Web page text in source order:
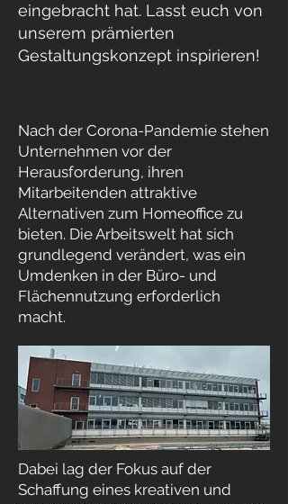
eingebracht hat. Lasst euch von
unserem prämierten
Gestaltungskonzept inspirieren!
Nach der Corona-Pandemie stehen
Unternehmen vor der
Herausforderung, ihren
Mitarbeitenden attraktive
Alternativen zum Homeoffice zu
bieten. Die Arbeitswelt hat sich
grundlegend verändert, was ein
Umdenken in der Büro- und
Flächennutzung erforderlich
macht.
Dabei lag der Fokus auf der
Schaffung eines kreativen und